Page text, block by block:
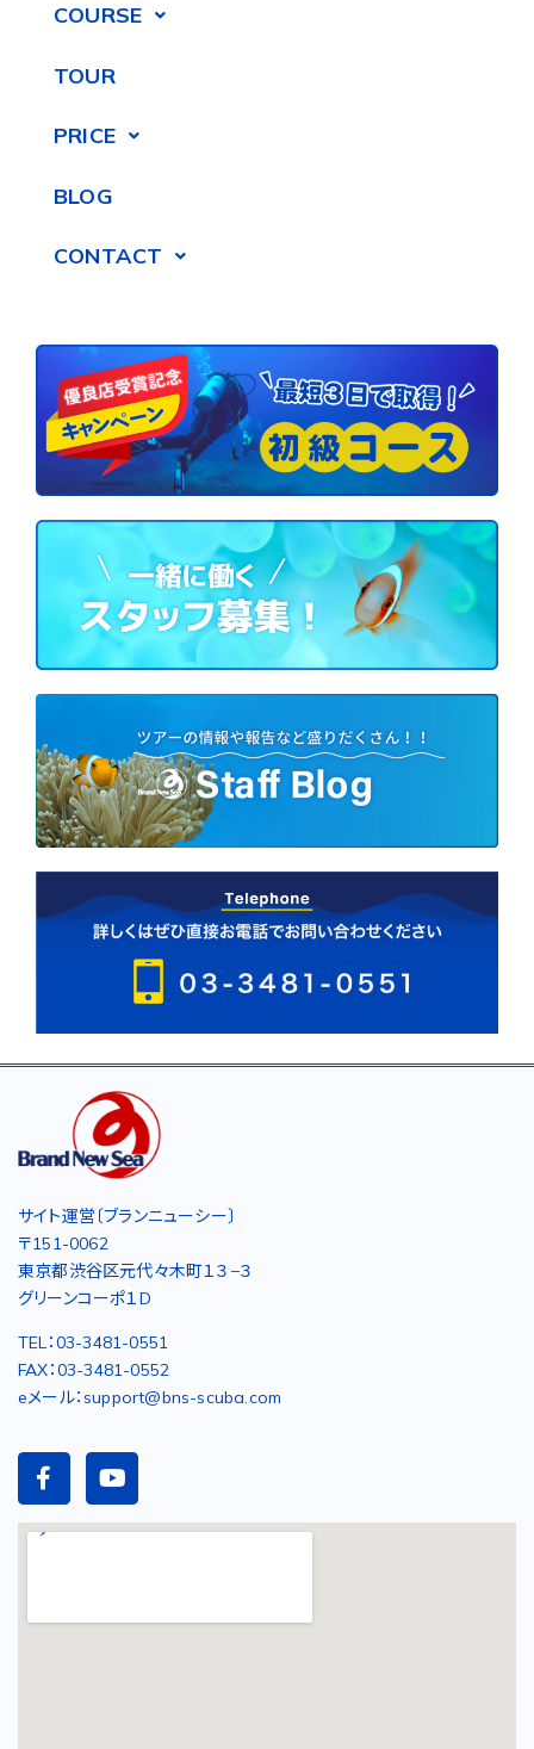
COURSE
TOUR
PRICE
BLOG
CONTACT
サイト運営〔ブランニューシー〕
〒151-0062
東京都渋谷区元代々木町１３−３
グリーンコーポ１D
TEL：03-3481-0551
FAX：03-3481-0552
eメール：support@bns-scuba.com